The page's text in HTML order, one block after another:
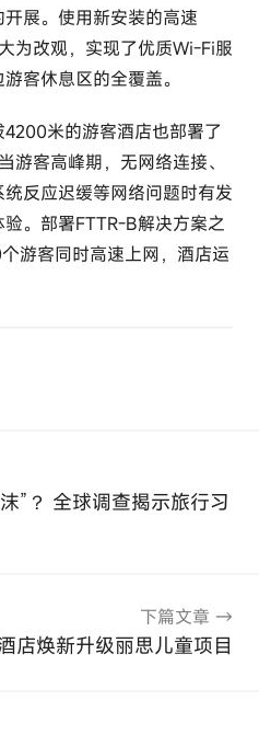
展。使用新安装的高速
为改观，实现了优质Wi-Fi服
客休息区的全覆盖。
米的游客酒店也部署了
游客高峰期，无网络连接、
反应迟缓等网络问题时有发
。部署FTTR-B解决方案之
游客同时高速上网，酒店运
”？ 全球调查揭示旅行习
下篇文章
店焕新升级丽思儿童项目